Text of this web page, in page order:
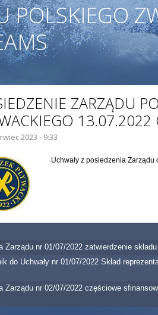
POLSKIEGO
ZARZĄDU
2023 - 9:33
Uchwały z posiedzenia
Zarządu nr 01/07/2022 zatwierdzenie
do Uchwały nr 01/07/2022 Skład
Zarządu nr 02/07/2022 częściowe